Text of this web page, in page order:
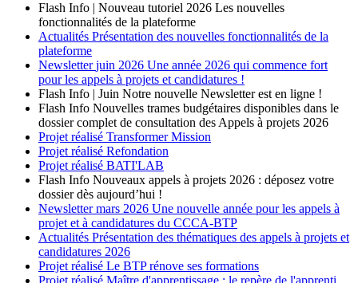
Flash Info | Nouveau tutoriel 2026 Les nouvelles
fonctionnalités de la plateforme
Actualités Présentation des nouvelles fonctionnalités de la
plateforme
Newsletter juin 2026 Une année 2026 qui commence fort
pour les appels à projets et candidatures !
Flash Info | Juin Notre nouvelle Newsletter est en ligne !
Flash Info Nouvelles trames budgétaires disponibles dans le
dossier complet de consultation des Appels à projets 2026
Projet réalisé Transformer Mission
Projet réalisé Refondation
Projet réalisé BATI'LAB
Flash Info Nouveaux appels à projets 2026 : déposez votre
dossier dès aujourd’hui !
Newsletter mars 2026 Une nouvelle année pour les appels à
projet et à candidatures du CCCA-BTP
Actualités Présentation des thématiques des appels à projets et
candidatures 2026
Projet réalisé Le BTP rénove ses formations
Projet réalisé Maître d'apprentissage ; le repère de l'apprenti